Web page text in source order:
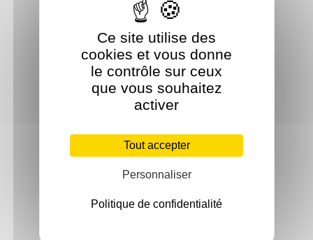
Ce site utilise des
cookies et vous donne
le contrôle sur ceux
que vous souhaitez
activer
Tout accepter
Personnaliser
Politique de confidentialité